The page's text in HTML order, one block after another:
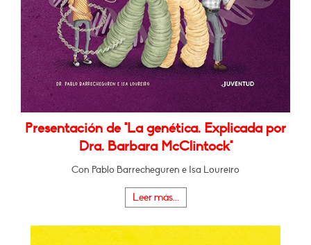
Presentación de "La genética. Explicada por
Dra. Barbara McClintock"
Con Pablo Barrecheguren e Isa Loureiro
Leer más...